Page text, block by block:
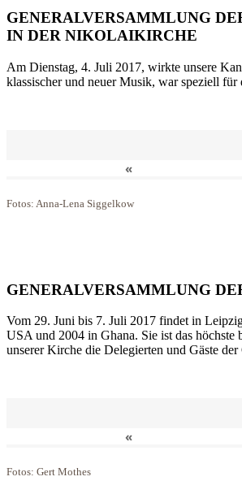
GENERALVERSAMMLUNG
IN DER NIKOLAIKIRCHE
Am Dienstag, 4. Juli 2017, wirkte unsere
klassischer und neuer Musik, war speziell
«
Fotos: Anna-Lena Siggelkow
GENERALVERSAMMLUNG
Vom 29. Juni bis 7. Juli 2017 findet in
USA und 2004 in Ghana. Sie ist das
unserer Kirche die Delegierten und Gäste
«
Fotos: Gert Mothes